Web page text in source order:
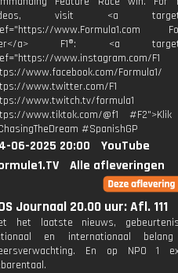
visit <a
www.Formula1.com
a> F1®: <a
www.instagram.com/F1
www.facebook.com/Formula1/
www.twitter.com/F1
www.twitch.tv/formula1
www.tiktok.com/@f1
#SpanishGP
06-2025 20:00
YouTube
Alle afleveringen
Journaal 20.00 uur: Afl. 111
het laatste nieuws,
en internationaal
En op NPO 1